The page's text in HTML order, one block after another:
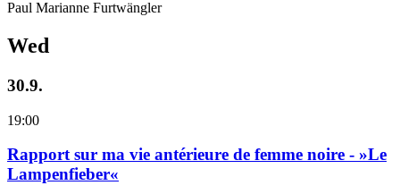
Paul Marianne Furtwängler
Wed
30.9.
19:00
Rapport sur ma vie antérieure de femme noire - »Le
Lampenfieber«